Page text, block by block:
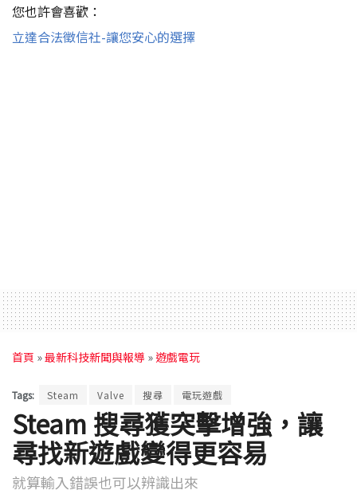
您也許會喜歡：
立達合法徵信社-讓您安心的選擇
首頁 »最新科技新聞與報導 »遊戲電玩
Tags: Steam Valve 搜尋 電玩遊戲
Steam 搜尋獲突擊增強，讓
尋找新遊戲變得更容易
就算輸入錯誤也可以辨識出來